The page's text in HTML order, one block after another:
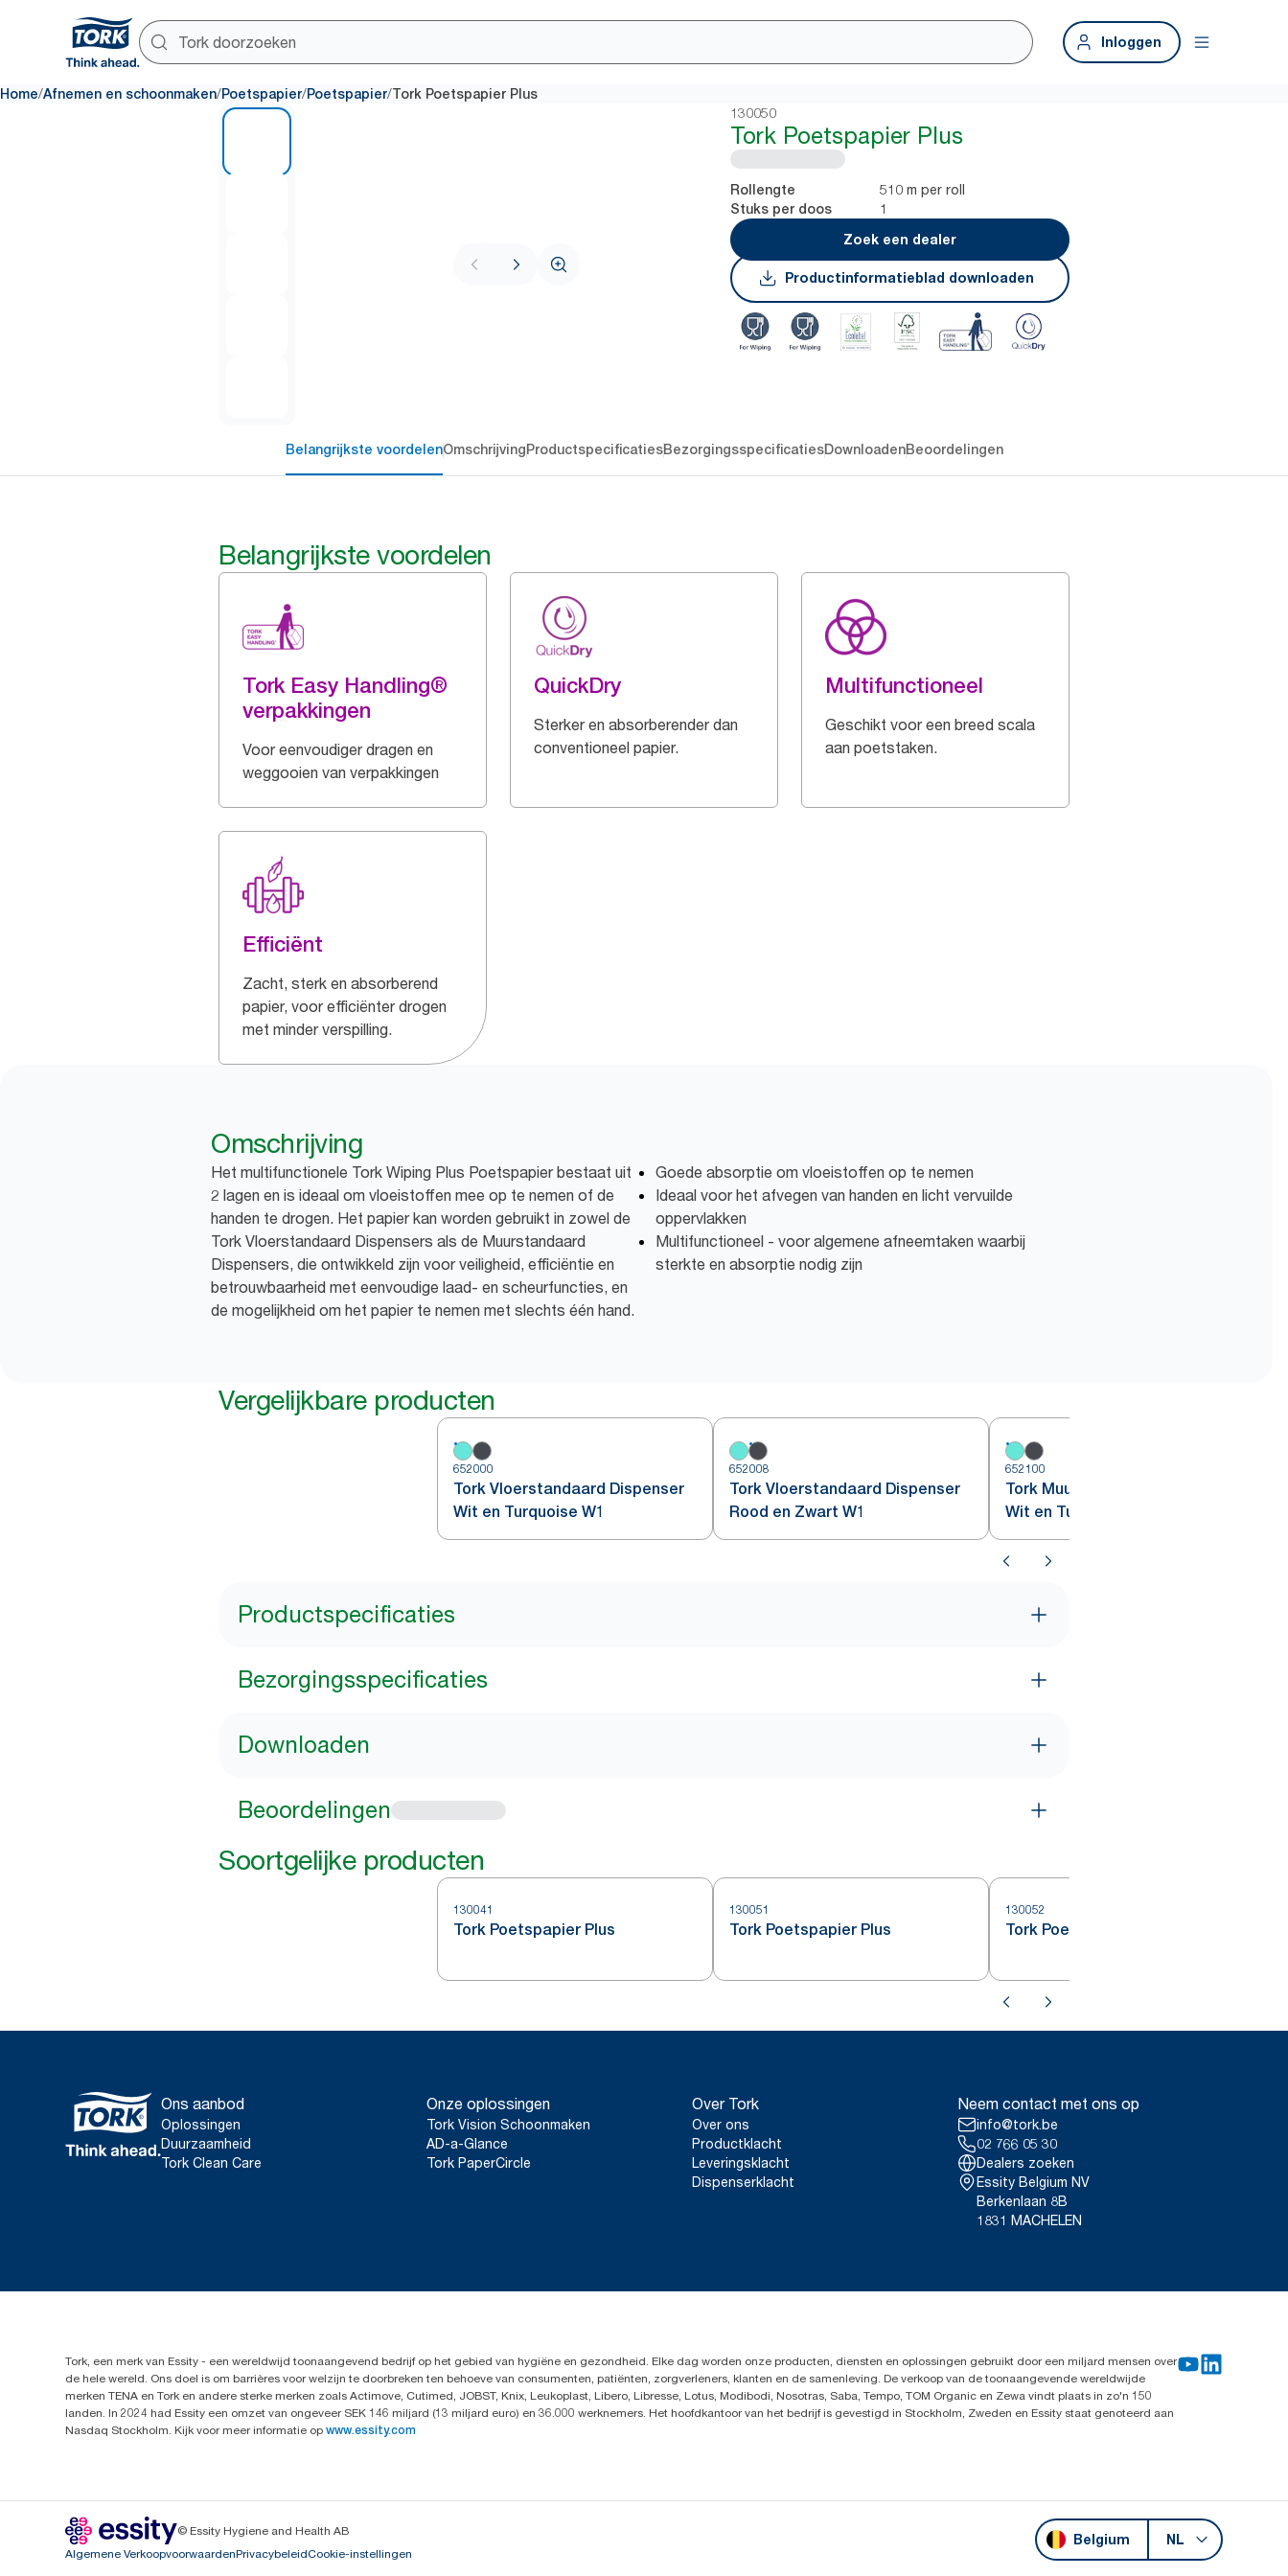
Inloggen
Home/Afnemen en schoonmaken/Poetspapier/Poetspapier/Tork Poetspapier Plus
130050
Tork Poetspapier Plus
Rollengte 510 m per roll
Stuks per doos
1
Zoek een dealer
Productinformatieblad downloaden
Belangrijkste voordelenOmschrijvingProductspecificatiesBezorgingsspecificatiesDownloadenBeoordelingen
Belangrijkste voordelen
Tork Easy Handling®
verpakkingen
Voor eenvoudiger dragen en
weggooien van verpakkingen
QuickDry
Sterker en absorberender dan
conventioneel papier.
Multifunctioneel
Geschikt voor een breed scala
aan poetstaken.
Efficiënt
Zacht, sterk en absorberend
papier, voor efficiënter drogen
met minder verspilling.
Omschrijving
Het multifunctionele Tork Wiping Plus Poetspapier bestaat uit
2 lagen en is ideaal om vloeistoffen mee op te nemen of de
handen te drogen. Het papier kan worden gebruikt in zowel de
Tork Vloerstandaard Dispensers als de Muurstandaard
Dispensers, die ontwikkeld zijn voor veiligheid, efficiëntie en
betrouwbaarheid met eenvoudige laad- en scheurfuncties, en
de mogelijkheid om het papier te nemen met slechts één hand.
Goede absorptie om vloeistoffen op te nemen
Ideaal voor het afvegen van handen en licht vervuilde
oppervlakken
Multifunctioneel - voor algemene afneemtaken waarbij
sterkte en absorptie nodig zijn
Vergelijkbare producten
652000
Tork Vloerstandaard Dispenser
Wit en Turquoise W1
652008
Tork Vloerstandaard Dispenser
Rood en Zwart W1
652100
Tork Muurstandaard Dispenser
Wit en Turquoise W1
Productspecificaties
Bezorgingsspecificaties
Downloaden
Beoordelingen
Soortgelijke producten
130041
Tork Poetspapier Plus
130051
Tork Poetspapier Plus
130052
Tork Poetspapier Plus
Ons aanbod
Oplossingen
Duurzaamheid
Tork Clean Care
Onze oplossingen
Tork Vision Schoonmaken
AD-a-Glance
Tork PaperCircle
Over Tork
Over ons
Productklacht
Leveringsklacht
Dispenserklacht
Neem contact met ons op
info@tork.be
02 766 05 30
Dealers zoeken
Essity Belgium NV
Berkenlaan 8B
1831 MACHELEN
Tork, een merk van Essity - een wereldwijd toonaangevend bedrijf op het gebied van hygiëne en gezondheid. Elke dag worden onze producten, diensten en oplossingen gebruikt door een miljard mensen over
de hele wereld. Ons doel is om barrières voor welzijn te doorbreken ten behoeve van consumenten, patiënten, zorgverleners, klanten en de samenleving. De verkoop van de toonaangevende wereldwijde
merken TENA en Tork en andere sterke merken zoals Actimove, Cutimed, JOBST, Knix, Leukoplast, Libero, Libresse, Lotus, Modibodi, Nosotras, Saba, Tempo, TOM Organic en Zewa vindt plaats in zo'n 150
landen. In 2024 had Essity een omzet van ongeveer SEK 146 miljard (13 miljard euro) en 36.000 werknemers. Het hoofdkantoor van het bedrijf is gevestigd in Stockholm, Zweden en Essity staat genoteerd aan
Nasdaq Stockholm. Kijk voor meer informatie op www.essity.com
© Essity Hygiene and Health AB
Algemene VerkoopvoorwaardenPrivacybeleidCookie-instellingen
Belgium NL